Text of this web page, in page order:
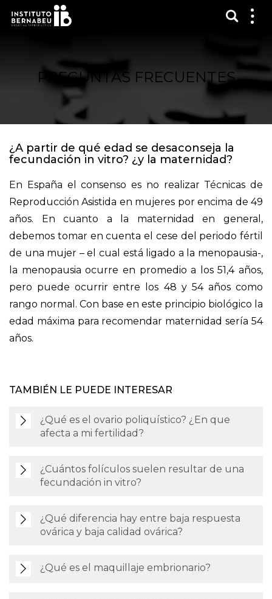
PREGUNTAS FRECUENTES
¿A partir de qué edad se desaconseja la
fecundación in vitro? ¿y la maternidad?
En España el consenso es no realizar Técnicas de
Reproducción Asistida en mujeres por encima de 49
años. En cuanto a la maternidad en general,
debemos tomar en cuenta el cese del periodo fértil
de una mujer – el cual está ligado a la menopausia-,
la menopausia ocurre en promedio a los 51,4 años,
pero puede ocurrir entre los 48 y 54 años como
rango normal. Con base en este principio biológico la
edad máxima para recomendar maternidad sería 54
años.
TAMBIÉN LE PUEDE INTERESAR
¿Qué es el ovario poliquístico? ¿En que
afecta a mi fertilidad?
¿Cuántos folículos suelen resultar de una
fecundación in vitro?
¿Qué diferencia hay entre baja respuesta
ovárica y baja calidad ovárica?
¿Qué es el maquillaje embrionario?